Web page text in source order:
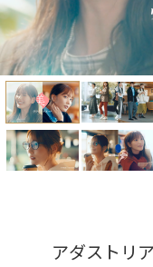
アダストリ